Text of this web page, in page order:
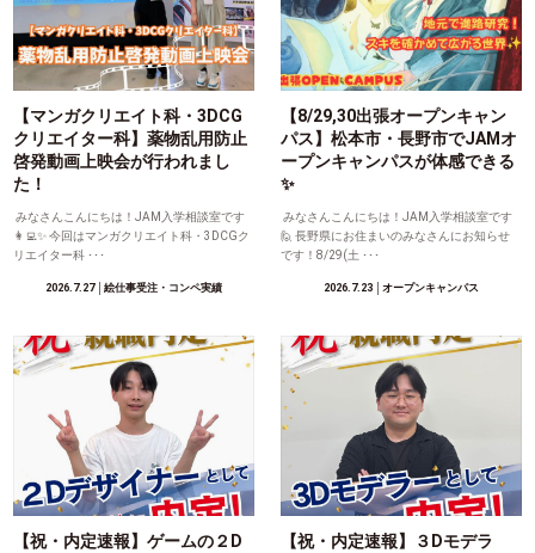
【マンガクリエイト科・3DCG
クリエイター科】薬物乱用防止
啓発動画上映会が行われまし
た！
みなさんこんにちは！JAM入学相談室です
👩‍💻✨ 今回はマンガクリエイト科・3DCGク
リエイター科 ･･･
2026.7.27│絵仕事受注・コンペ実績
【8/29,30出張オープンキャン
パス】松本市・長野市でJAMオ
ープンキャンパスが体感できる
✨
みなさんこんにちは！JAM入学相談室です
🙋 長野県にお住まいのみなさんにお知らせ
です！8/29(土 ･･･
2026.7.23 │オープンキャンパス
【祝・内定速報】ゲームの２D
【祝・内定速報】３Dモデラ